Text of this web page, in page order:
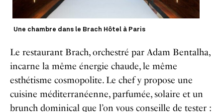
Une chambre dans le Brach Hôtel à Paris
Le restaurant Brach, orchestré par Adam Bentalha,
incarne la même énergie chaude, le même
esthétisme cosmopolite. Le chef y propose une
cuisine méditerranéenne, parfumée, solaire et un
brunch dominical que l’on vous conseille de tester :